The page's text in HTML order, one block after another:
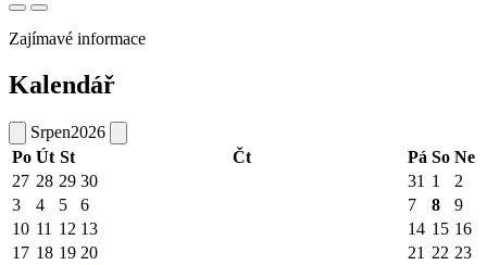
Zajímavé informace
Kalendář
Srpen2026
Po Út St Čt Pá So Ne
27 28 29 30 31 1
2
3
4 5 6 7 8
9
10 11 12 13 14 15 16
17 18 19 20 21 22 23